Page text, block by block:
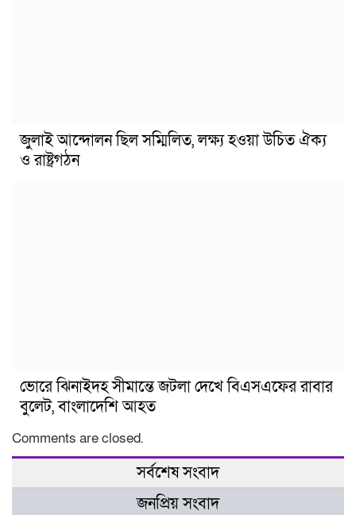
জুলাই আন্দোলন ছিল সম্মিলিত, লক্ষ্য হওয়া উচিত ঐক্য
ও রাষ্ট্রগঠন
ভোরে ঝিনাইদহ সীমান্তে জটলা দেখে বিএসএফের রাবার
বুলেট, বাংলাদেশি আহত
Comments are closed.
সর্বশেষ সংবাদ
জনপ্রিয় সংবাদ